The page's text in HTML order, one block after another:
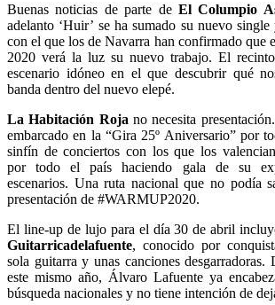
Buenas noticias de parte de El Columpio
adelanto ‘Huir’ se ha sumado su nuevo single
con el que los de Navarra han confirmado que
2020 verá la luz su nuevo trabajo. El
escenario idóneo en el que descubrir qué
banda dentro del nuevo elepé.
La Habitación Roja no necesita
embarcado en la “Gira 25º Aniversario” por
sinfín de conciertos con los que los
por todo el país haciendo gala de su
escenarios. Una ruta nacional que no podía
presentación de #WARMUP2020.
El line-up de lujo para el día 30 de abril
Guitarricadelafuente, conocido por
sola guitarra y unas canciones desgarradoras.
este mismo año, Álvaro Lafuente ya
búsqueda nacionales y no tiene intención de